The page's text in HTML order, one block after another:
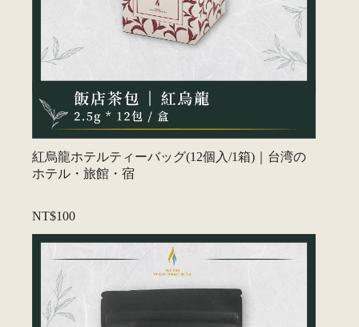
紅烏龍ホテルティーバッグ(12個入/1箱)｜台湾の
ホテル・旅館・宿
NT$100